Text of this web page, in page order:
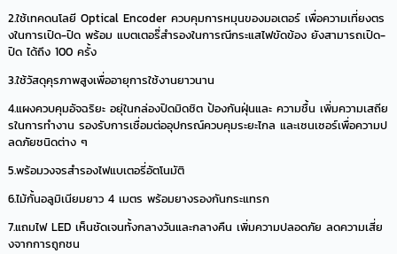
2.ใช้เทคดนโลยี Optical Encoder ควบคุมการหมุนของมอเตอร์ เพื่อความเที่ยงตร
งในการเปิด-ปิด พร้อม แบตเตอร๊่สำรองในการณีกระแสไฟขัดข้อง ยังสามารถเปิด-
ปิด ได้ถึง 100 ครั้ง
3.ใช้วัสดุคุรภาพสูงเพื่ออายุการใช้งานยาวนาน
4.แผงควบคุมอัจฉริยะ อยุ่ในกล่องปิดมิดชิต ป้องกันฝุ่นและ ความชื้น เพิ่มความเสถีย
รในการทำงาน รองรับการเชื่อมต่ออุปกรณ์ควบคุมระยะไกล และเซนเซอร์เพื่อความป
ลดภัยชนิดต่าง ๆ
5.พร้อมวงจรสำรองไฟแบเตอรี่อัตโนมัติ
6.ไม้กั้นอลูมิเนียมยาว 4 เมตร พร้อมยางรองกันกระแทรก
7.แถมไฟ LED เห็นชัดเจนทั้งกลางวันและกลางคืน เพิ่มความปลอดภัย ลดความเสี่ย
งจากการถูกชน